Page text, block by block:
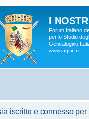
I
Forum Italiano
per lo Studio
Genealogico
www.iagi.info
iscritto e connesso